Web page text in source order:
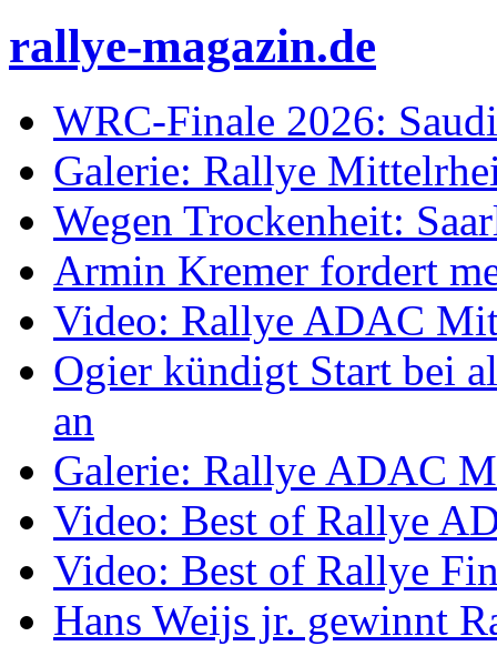
rallye-magazin.de
WRC-Finale 2026:
Galerie: Rallye
Wegen Trockenheit:
Armin Kremer fordert
Video: Rallye ADAC
Ogier kündigt Start bei
an
Galerie: Rallye ADAC
Video: Best of Rallye
Video: Best of Rallye
Hans Weijs jr. gewinnt